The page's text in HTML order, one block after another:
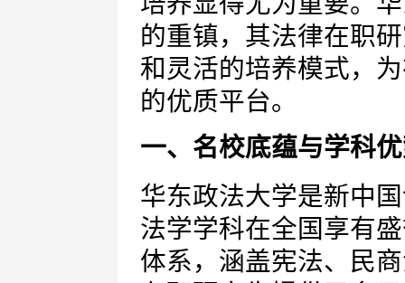
的重镇，其法律在职
和灵活的培养模式，
的优质平台。
一、名校底蕴与学科
华东政法大学是新中
法学学科在全国享有
体系，涵盖宪法、民